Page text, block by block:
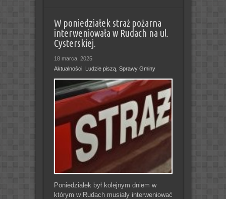
W poniedziałek straż pożarna
interweniowała w Rudach na ul.
Cysterskiej.
18 marca, 2025
Aktualności, Ludzie piszą, Sprawy Gminy
Poniedziałek był kolejnym dniem w
którym w Rudach musiały interweniować